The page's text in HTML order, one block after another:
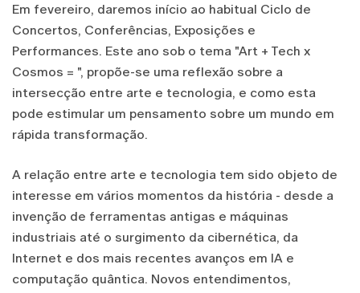
Em fevereiro, daremos início ao habitual Ciclo de
Concertos, Conferências, Exposições e
Performances. Este ano sob o tema "Art + Tech x
Cosmos = ", propõe-se uma reflexão sobre a
intersecção entre arte e tecnologia, e como esta
pode estimular um pensamento sobre um mundo em
rápida transformação.
A relação entre arte e tecnologia tem sido objeto de
interesse em vários momentos da história - desde a
invenção de ferramentas antigas e máquinas
industriais até o surgimento da cibernética, da
Internet e dos mais recentes avanços em IA e
computação quântica. Novos entendimentos,